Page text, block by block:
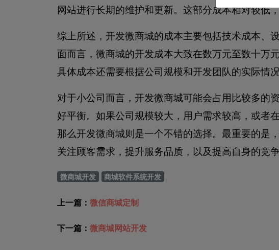
网站进行长期的维护和更新。这部分成本相对较低
综上所述，开发微商城的成本主要包括技术成本、
面而言，微商城的开发成本大致在数万元至数十万
具体成本还需要根据公司规模和开发团队的实际情况
对于小公司而言，开发微商城可能会占用比较多的
好平衡。如果公司规模较大，用户需求较高，或者
那么开发微商城则是一个不错的选择。最重要的是
关注顾客需求，提升服务品质，以及提高自身的竞争
微商城开发 商城软件系统开发
上一篇： 微信商城定制
下一篇： 微商城网站开发